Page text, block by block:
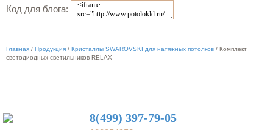
Код для блога:
Главная / Продукция / Кристаллы SWAROVSKI для натяжных потолков / Комплект
светодиодных светильников RELAX
8(499) 397-79-05